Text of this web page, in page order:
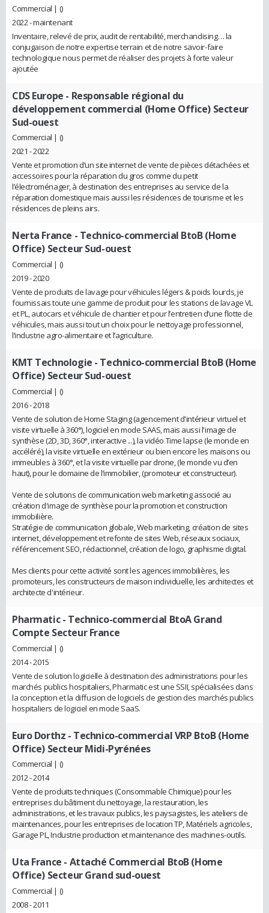
Commercial | ()
2022 - maintenant
Inventaire, relevé de prix, audit de rentabilité, merchandising… la
conjugaison de notre expertise terrain et de notre savoir-faire
technologique nous permet de réaliser des projets à forte valeur
ajoutée
CDS Europe - Responsable régional du
développement commercial (Home Office) Secteur
Sud-ouest
Commercial | ()
2021 - 2022
Vente et promotion d’un site internet de vente de pièces détachées et
accessoires pour la réparation du gros comme du petit
l’électroménager, à destination des entreprises au service de la
réparation domestique mais aussi les résidences de tourisme et les
résidences de pleins airs.
Nerta France - Technico-commercial BtoB (Home
Office) Secteur Sud-ouest
Commercial | ()
2019 - 2020
Vente de produits de lavage pour véhicules légers & poids lourds, je
fournissais toute une gamme de produit pour les stations de lavage VL
et PL, autocars et véhicule de chantier et pour l’entretien d’une flotte de
véhicules, mais aussi tout un choix pour le nettoyage professionnel,
l’industrie agro-alimentaire et l’agriculture.
KMT Technologie - Technico-commercial BtoB (Home
Office) Secteur Sud-ouest
Commercial | ()
2016 - 2018
Vente de solution de Home Staging (agencement d'intérieur virtuel et
visite virtuelle à 360°), logiciel en mode SAAS, mais aussi l'image de
synthèse (2D, 3D, 360°, interactive ...), la vidéo Time lapse (le monde en
accéléré), la visite virtuelle en extérieur ou bien encore les maisons ou
immeubles à 360°, et la visite virtuelle par drone, (le monde vu d’en
haut), pour le domaine de l’immobilier, (promoteur et constructeur).
Vente de solutions de communication web marketing associé au
création d'image de synthèse pour la promotion et construction
immobilière.
Stratégie de communication globale, Web marketing, création de sites
internet, développement et refonte de sites Web, réseaux sociaux,
référencement SEO, rédactionnel, création de logo, graphisme digital.
Mes clients pour cette activité sont les agences immobilières, les
promoteurs, les constructeurs de maison individuelle, les architectes et
architecte d'intérieur.
Pharmatic- Technico-commercial BtoA Grand
Compte Secteur France
Commercial | ()
2014 - 2015
Vente de solution logicielle à destination des administrations pour les
marchés publics hospitaliers, Pharmatic est une SSII, spécialisées dans
la conception et la diffusion de logiciels de gestion des marchés publics
hospitaliers de logiciel en mode SaaS.
Euro Dorthz - Technico-commercial VRP BtoB (Home
Office) Secteur Midi-Pyrénées
Commercial | ()
2012 - 2014
Vente de produits techniques (Consommable Chimique) pour les
entreprises du bâtiment du nettoyage, la restauration, les
administrations, et les travaux publics, les paysagistes, les ateliers de
maintenances, pour les entreprises de location TP, Matériels agricoles,
Garage PL, Industrie production et maintenance des machines-outils.
Uta France - Attaché Commercial BtoB (Home
Office) Secteur Grand sud-ouest
Commercial | ()
2008 - 2011